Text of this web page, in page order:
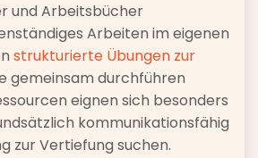
und Arbeitsbücher
Arbeiten im eigenen
strukturierte Übungen zur
gemeinsam durchführen
eignen sich besonders
kommunikationsfähig
zur Vertiefung suchen.